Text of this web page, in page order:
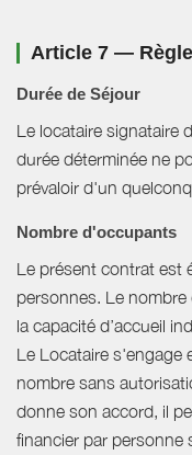
Article 7 —
Durée de Séjour
Le locataire signataire
durée déterminée ne
prévaloir d'un
Nombre d'occupants
Le présent contrat est
personnes. Le
la capacité d’accueil
Le Locataire s'engage
nombre sans
donne son accord, il
financier par personne